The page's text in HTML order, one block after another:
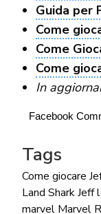
Guida per
Come
Come
Come
In
Facebook
Tags
Come giocare
Land SharkJeff
marvel Marvel